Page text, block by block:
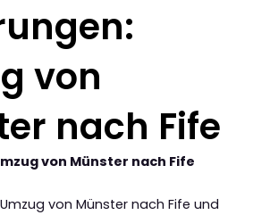
von
nach Fife
von Münster nach Fife
von Münster nach Fife und